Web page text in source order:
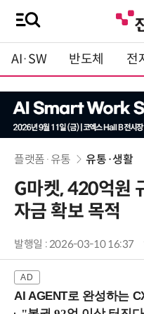
AI·SW 반도체 전
플랫폼·유통 유통·생활
G마켓, 420억원
자금 확보 목적
발행일 : 2026-03-10 16:37
AI AGENT로 완성하는